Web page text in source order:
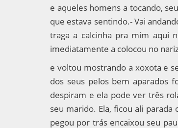
e aqueles homens a tocando,
que estava sentindo.- Vai
traga a calcinha pra mim aqui
imediatamente a colocou no
e voltou mostrando a xoxota e
dos seus pelos bem aparados
despiram e ela pode ver três
seu marido. Ela, ficou ali
pegou por trás encaixou seu